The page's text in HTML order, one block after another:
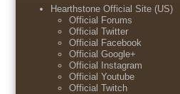
Hearthstone Official Site (US)
Official Forums
Official Twitter
Official Facebook
Official Google+
Official Instagram
Official Youtube
Official Twitch